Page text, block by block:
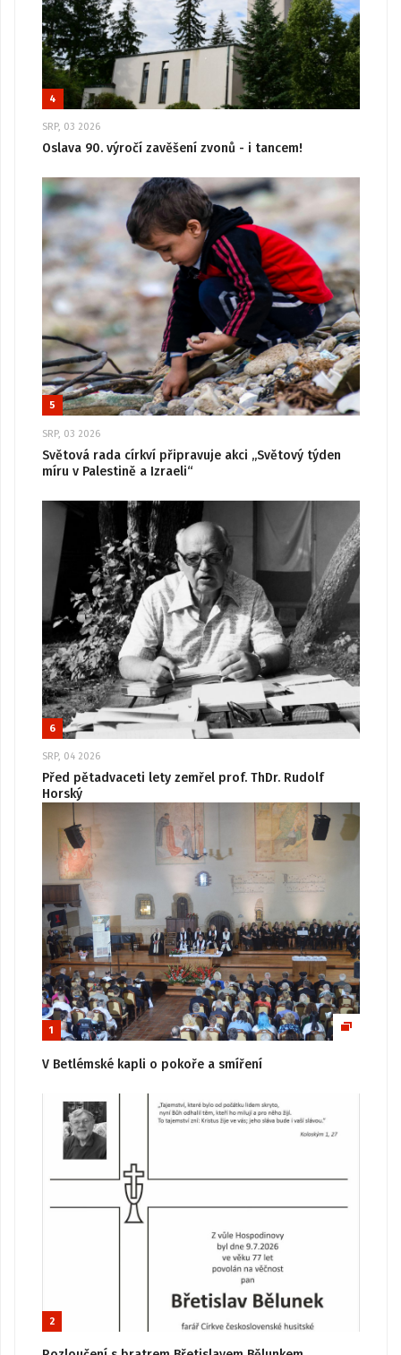
4
SRP, 03 2026
Oslava 90. výročí zavěšení zvonů - i tancem!
5
SRP, 03 2026
Světová rada církví připravuje akci „Světový týden
míru v Palestině a Izraeli“
6
SRP, 04 2026
Před pětadvaceti lety zemřel prof. ThDr. Rudolf
Horský
1
V Betlémské kapli o pokoře a smíření
2